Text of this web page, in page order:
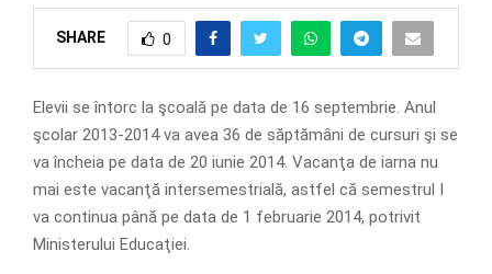
SHARE 0
Elevii se întorc la şcoală pe data de 16 septembrie. Anul
şcolar 2013-2014 va avea 36 de săptămâni de cursuri şi se
va încheia pe data de 20 iunie 2014. Vacanţa de iarna nu
mai este vacanţă intersemestrială, astfel că semestrul I
va continua până pe data de 1 februarie 2014, potrivit
Ministerului Educaţiei.